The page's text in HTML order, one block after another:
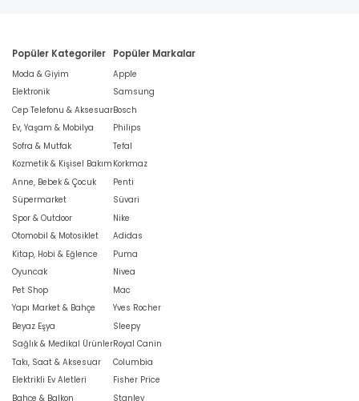
Popüler Kategoriler
Moda & Giyim
Elektronik
Cep Telefonu & Aksesuar
Ev, Yaşam & Mobilya
Sofra & Mutfak
Kozmetik & Kişisel Bakım
Anne, Bebek & Çocuk
Süpermarket
Spor & Outdoor
Otomobil & Motosiklet
Kitap, Hobi & Eğlence
Oyuncak
Pet Shop
Yapı Market & Bahçe
Beyaz Eşya
Sağlık & Medikal Ürünler
Takı, Saat & Aksesuar
Elektrikli Ev Aletleri
Bahçe & Balkon
Popüler Markalar
Apple
Samsung
Bosch
Philips
Tefal
Korkmaz
Penti
Süvari
Nike
Adidas
Puma
Nivea
Mac
Yves Rocher
Sleepy
Royal Canin
Columbia
Fisher Price
Stanley